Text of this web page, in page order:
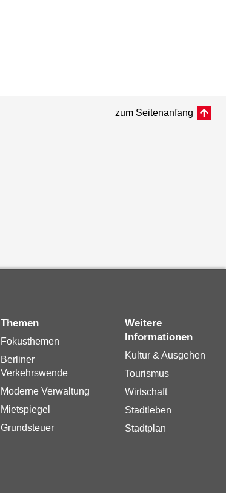
zum Seitenanfang
Themen
Fokusthemen
Berliner
Verkehrswende
Moderne Verwaltung
Mietspiegel
Grundsteuer
Weitere
Informationen
Kultur & Ausgehen
Tourismus
Wirtschaft
Stadtleben
Stadtplan